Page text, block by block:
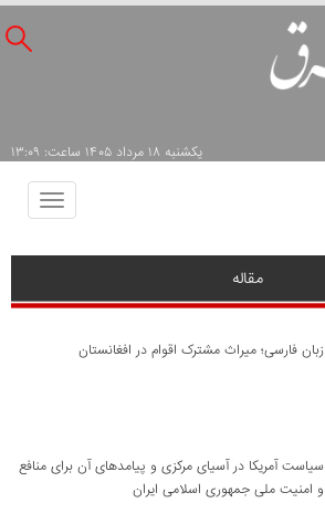
يکشنبه ۱۸ مرداد ۱۴۰۵ ساعت: ۱۳:۰۹
Toggle
مقاله
زبان فارسی؛ میراث مشترک اقوام در افغانستان
سیاست آمریکا در آسیای مرکزی و پیامدهای آن برای منافع
و امنیت ملی جمهوری اسلامی ایران